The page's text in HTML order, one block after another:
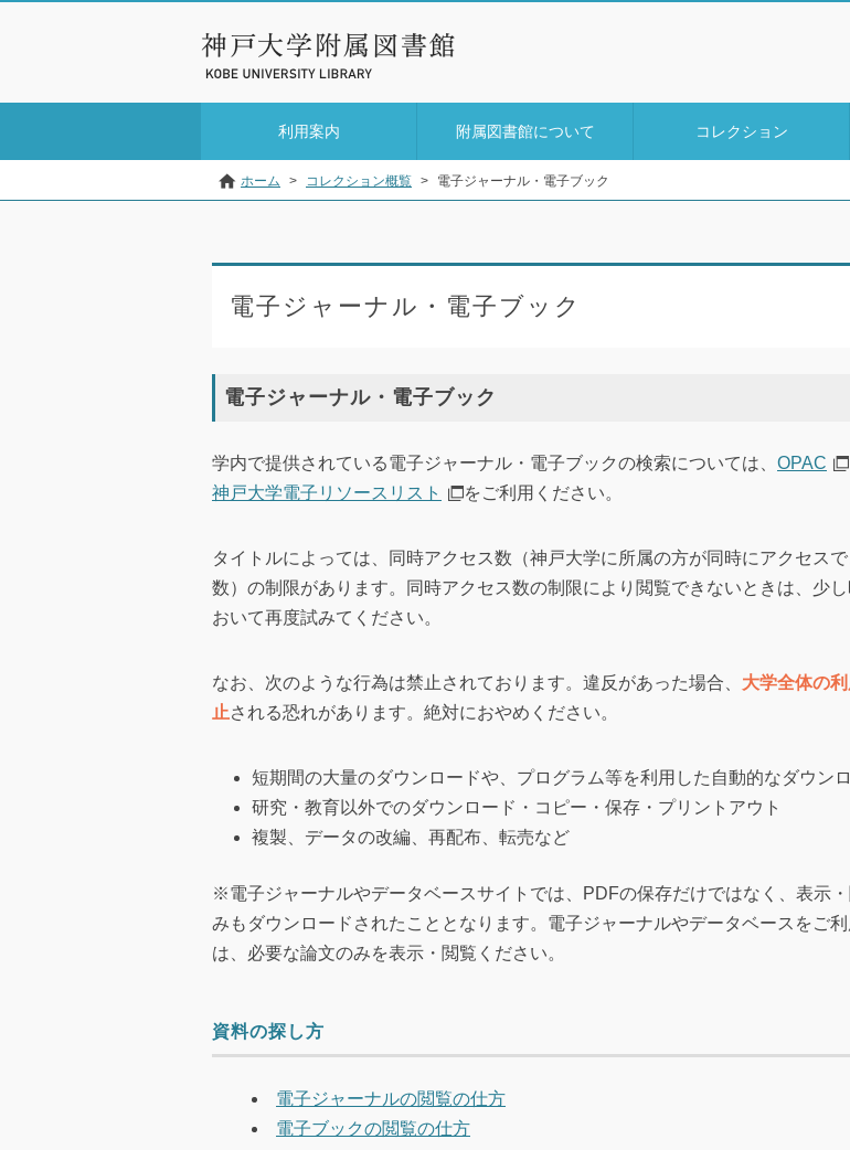
利用案内 附属図書館について コレクション
ホーム > コレクション概覧 > 電子ジャーナル・電子ブック
電子ジャーナル・電子ブック
電子ジャーナル・電子ブック
学内で提供されている電子ジャーナル・電子ブックの検索については、 OPAC
神戸大学電子リソースリスト
をご利用ください。
タイトルによっては、同時アクセス数（神戸大学に所属の方が同時にアクセスで
数）の制限があります。同時アクセス数の制限により閲覧できないときは、少
おいて再度試みてください。
なお、次のような行為は禁止されております。違反があった場合、 大学全体の
止される恐れがあります。絶対におやめください。
短期間の大量のダウンロードや、プログラム等を利用した自動的なダウン
研究・教育以外でのダウンロード・コピー・保存・プリントアウト
複製、データの改編、再配布、転売など
※電子ジャーナルやデータベースサイトでは、PDFの保存だけではなく、表示
みもダウンロードされたこととなります。電子ジャーナルやデータベースをご
は、必要な論文のみを表示・閲覧ください。
資料の探し方
電子ジャーナルの閲覧の仕方
電子ブックの閲覧の仕方